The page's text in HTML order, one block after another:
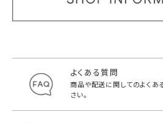
よくある質問
商品や配送に関してのよくあ
さい。